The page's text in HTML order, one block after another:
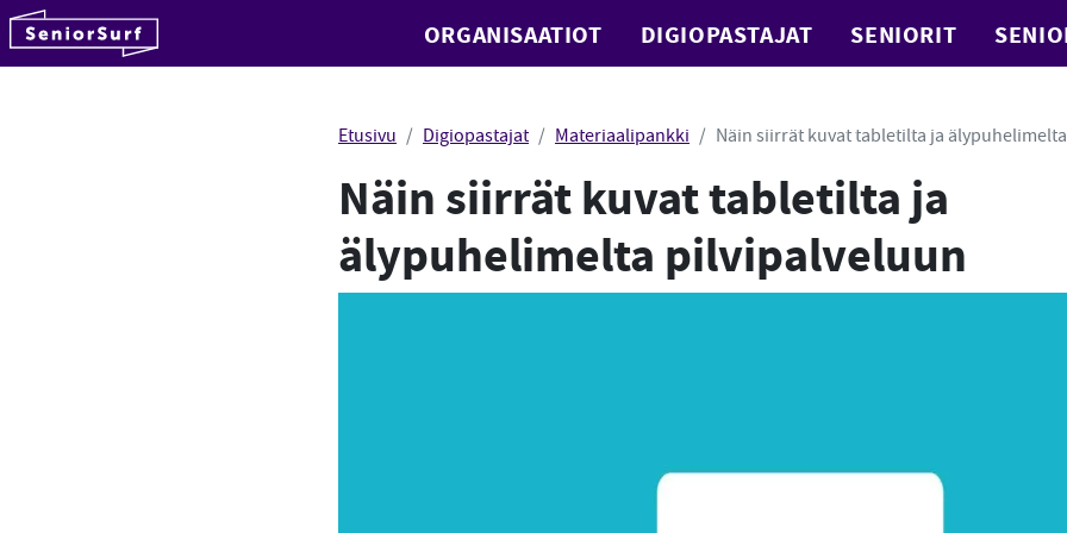
Hyppää sisältöön ORGANISAATIOT DIGIOPASTAJAT SENIORIT
Etusivu Digiopastajat Materiaalipankki Näin siirrät kuvat tabletilta ja
Näin siirrät kuvat tabletilta ja
älypuhelimelta pilvipalveluun